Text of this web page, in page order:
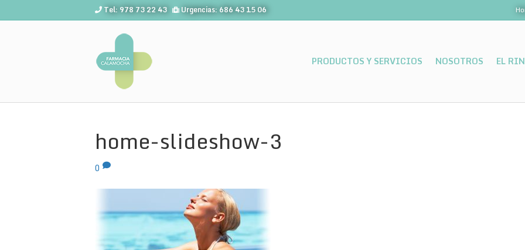
Tel: 978 73 22 43 Urgencias: 686 43 15 06
PRODUCTOS Y SERVICIOS NOSOTROS EL
home-slideshow-3
0